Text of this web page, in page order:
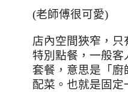
(老師傅很可愛)
店內空間狹窄，
特別點餐，一般客
套餐，意思是「
配菜。也就是固